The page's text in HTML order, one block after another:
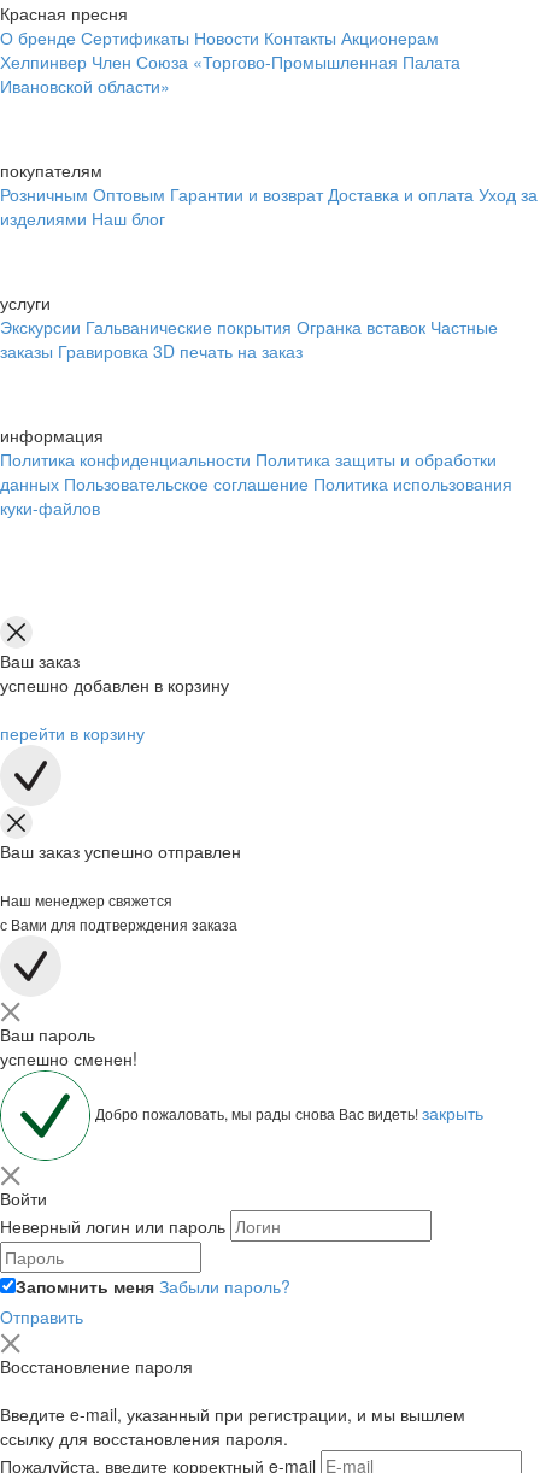
Красная пресня
О бренде Сертификаты Новости Контакты Акционерам
Хелпинвер Член Союза «Торгово-Промышленная Палата
Ивановской области»
покупателям
Розничным Оптовым Гарантии и возврат Доставка и оплата Уход за
изделиями Наш блог
услуги
Экскурсии Гальванические покрытия Огранка вставок Частные
заказы Гравировка 3D печать на заказ
информация
Политика конфиденциальности Политика защиты и обработки
данных Пользовательское соглашение Политика использования
куки-файлов
Ваш заказ
успешно добавлен в корзину
перейти в корзину
Ваш заказ успешно отправлен
Наш менеджер свяжется
с Вами для подтверждения заказа
Ваш пароль
успешно сменен!
Добро пожаловать, мы рады снова Вас видеть!закрыть
Войти
Неверный логин или пароль
Запомнить меня Забыли пароль?
Отправить
Восстановление пароля
Введите e-mail, указанный при регистрации, и мы вышлем
ссылку для восстановления пароля.
Пожалуйста, введите корректный e-mail